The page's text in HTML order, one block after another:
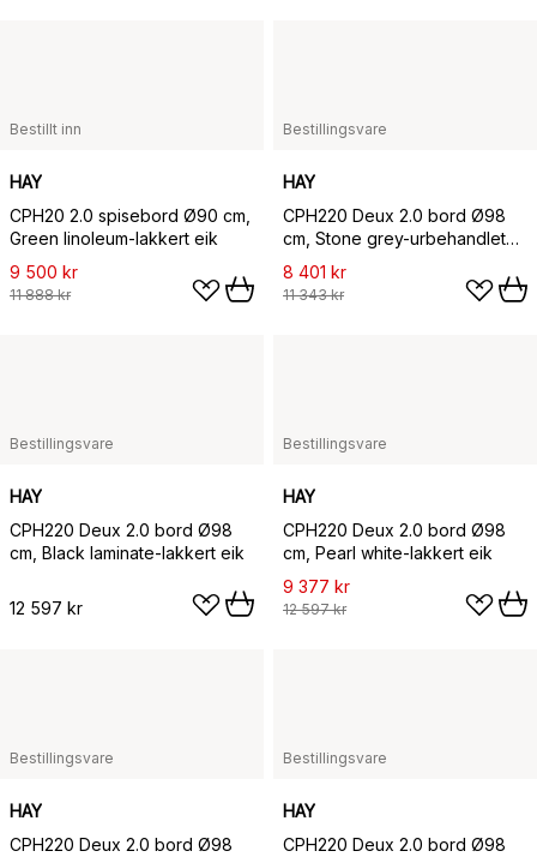
Bestillt inn
HAY
CPH20 2.0 spisebord Ø90 cm,
Green linoleum-lakkert eik
9 500 kr
11 888 kr
Bestillingsvare
HAY
CPH220 Deux 2.0 bord Ø98
cm, Stone grey-urbehandlet
bøk
8 401 kr
11 343 kr
Bestillingsvare
HAY
CPH220 Deux 2.0 bord Ø98
cm, Black laminate-lakkert eik
12 597 kr
Bestillingsvare
HAY
CPH220 Deux 2.0 bord Ø98
cm, Pearl white-lakkert eik
9 377 kr
12 597 kr
Bestillingsvare
HAY
CPH220 Deux 2.0 bord Ø98
Bestillingsvare
HAY
CPH220 Deux 2.0 bord Ø98